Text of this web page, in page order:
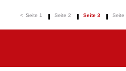
< Seite 1 Seite 2 Seite 3 Seite